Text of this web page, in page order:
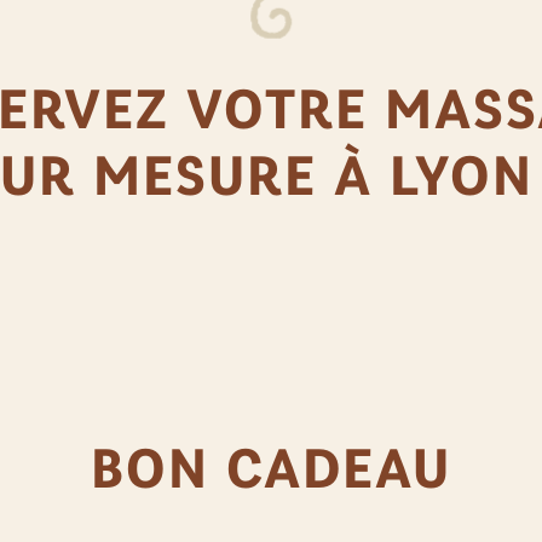
VOTRE
MESURE À LYON
BON CADEAU